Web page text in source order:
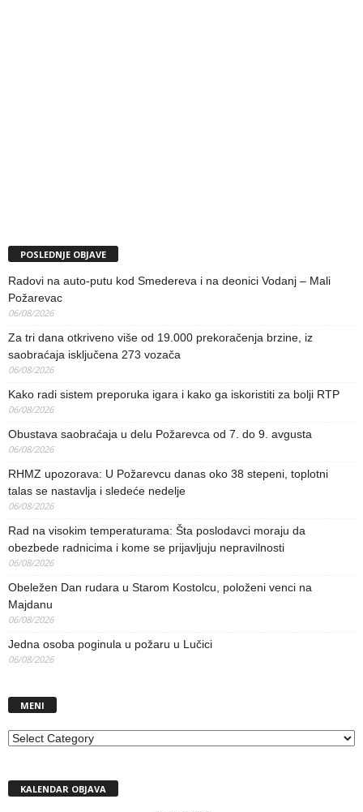
POSLEDNJE OBJAVE
Radovi na auto-putu kod Smedereva i na deonici Vodanj – Mali
Požarevac
06/08/2026
Za tri dana otkriveno više od 19.000 prekoračenja brzine, iz
saobraćaja isključena 273 vozača
06/08/2026
Kako radi sistem preporuka igara i kako ga iskoristiti za bolji RTP
06/08/2026
Obustava saobraćaja u delu Požarevca od 7. do 9. avgusta
06/08/2026
RHMZ upozorava: U Požarevcu danas oko 38 stepeni, toplotni
talas se nastavlja i sledeće nedelje
06/08/2026
Rad na visokim temperaturama: Šta poslodavci moraju da
obezbede radnicima i kome se prijavljuju nepravilnosti
06/08/2026
Obeležen Dan rudara u Starom Kostolcu, položeni venci na
Majdanu
06/08/2026
Jedna osoba poginula u požaru u Lučici
06/08/2026
MENI
MENI
KALENDAR OBJAVA